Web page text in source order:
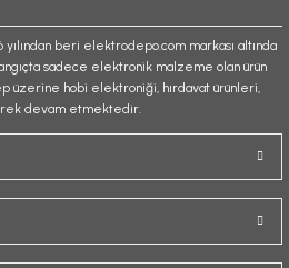
Gönder
yılından beri elektrodepo.com markası altında
sadece elektronik malzeme olan ürün
üzerine hobi elektroniği, hırdavat ürünleri,
devam etmektedir.